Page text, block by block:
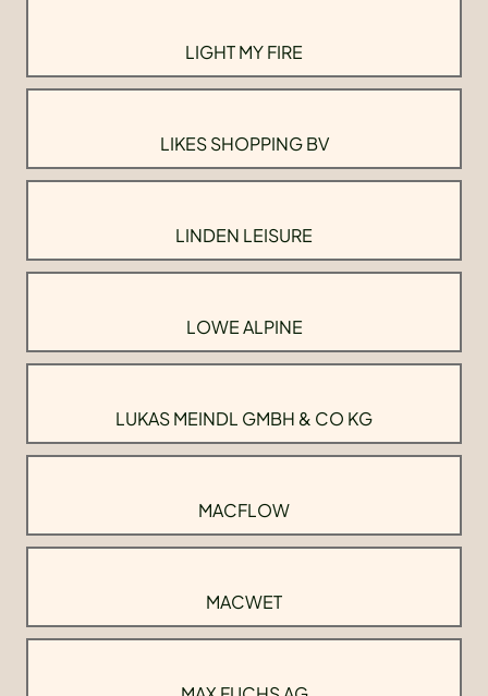
LIGHT MY FIRE
LIKES SHOPPING BV
LINDEN LEISURE
LOWE ALPINE
LUKAS MEINDL GMBH & CO KG
MACFLOW
MACWET